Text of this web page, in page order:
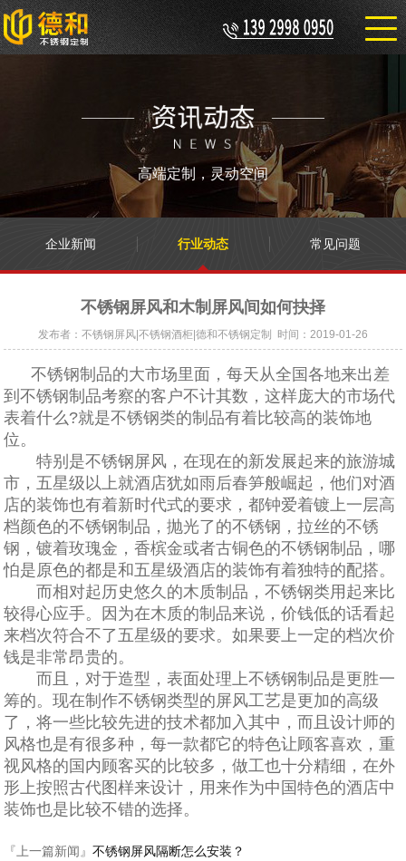
高端定制，灵动空间
企业新闻 行业动态 常见问题
不锈钢屏风和木制屏风间如何抉择
发布者：不锈钢屏风|不锈钢酒柜|德和不锈钢定制 时间：2019-01-26
不锈钢制品的大市场里面，每天从全国各地来出差
到不锈钢制品考察的客户不计其数，这样庞大的市场代
表着什么?就是不锈钢类的制品有着比较高的装饰地
位。
特别是不锈钢屏风，在现在的新发展起来的旅游城
市，五星级以上就酒店犹如雨后春笋般崛起，他们对酒
店的装饰也有着新时代式的要求，都钟爱着镀上一层高
档颜色的不锈钢制品，抛光了的不锈钢，拉丝的不锈
钢，镀着玫瑰金，香槟金或者古铜色的不锈钢制品，哪
怕是原色的都是和五星级酒店的装饰有着独特的配搭。
而相对起历史悠久的木质制品，不锈钢类用起来比
较得心应手。因为在木质的制品来说，价钱低的话看起
来档次符合不了五星级的要求。如果要上一定的档次价
钱是非常昂贵的。
而且，对于造型，表面处理上不锈钢制品是更胜一
筹的。现在制作不锈钢类型的屏风工艺是更加的高级
了，将一些比较先进的技术都加入其中，而且设计师的
风格也是有很多种，每一款都它的特色让顾客喜欢，重
视风格的国内顾客买的比较多，做工也十分精细，在外
形上按照古代图样来设计，用来作为中国特色的酒店中
装饰也是比较不错的选择。
『上一篇新闻』不锈钢屏风隔断怎么安装？